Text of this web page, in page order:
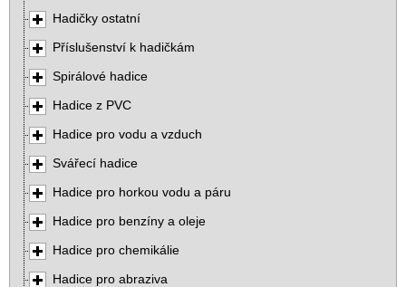
Hadičky ostatní
Příslušenství k hadičkám
Spirálové hadice
Hadice z PVC
Hadice pro vodu a vzduch
Svářecí hadice
Hadice pro horkou vodu a páru
Hadice pro benzíny a oleje
Hadice pro chemikálie
Hadice pro abraziva